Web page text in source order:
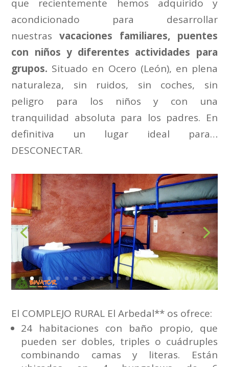
que recientemente hemos adquirido y
acondicionado para desarrollar
nuestrasvacaciones familiares, puentes
con niños y diferentes actividades para
grupos. Situado en Ocero (León), en plena
naturaleza, sin ruidos, sin coches, sin
peligro para los niños y con una
tranquilidad absoluta para los padres. En
definitiva un lugar ideal para…
DESCONECTAR.
El COMPLEJO RURAL El Arbedal** os ofrece:
24 habitaciones con baño propio, que
pueden ser dobles, triples o cuádruples
combinando camas y literas. Están